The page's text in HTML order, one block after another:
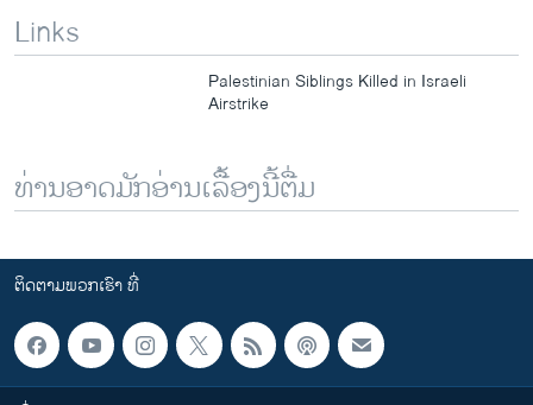
Links
Palestinian Siblings Killed in Israeli
Airstrike
ທ່ານອາດມັກອ່ານເລື້ອງນີ້ຕື່ມ
ຕິດຕາມພວກເຮົາ ທີ່